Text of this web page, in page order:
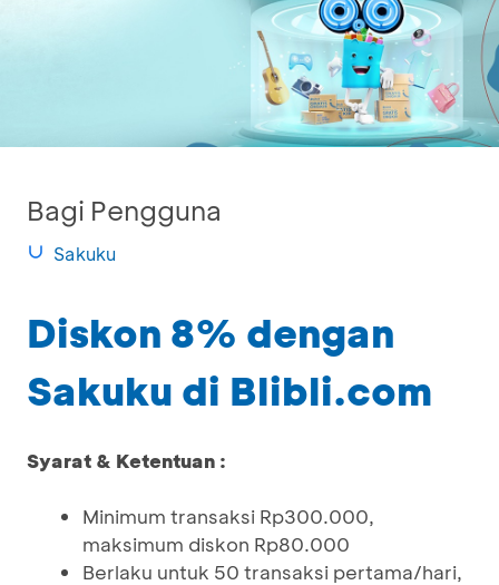
Bagi Pengguna
Sakuku
Diskon 8% dengan
Sakuku di Blibli.com
Syarat & Ketentuan :
Minimum transaksi Rp300.000,
maksimum diskon Rp80.000
Berlaku untuk 50 transaksi pertama/hari,